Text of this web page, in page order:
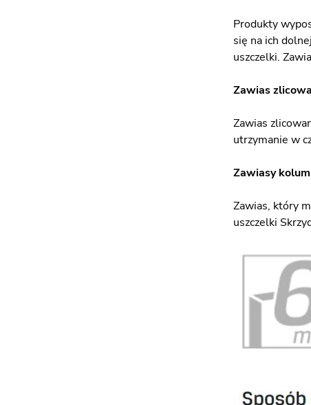
Produkty
się na ich
uszczelki.
Zawias
Zawias
utrzymanie w
Zawiasy
Zawias, który
uszczelki